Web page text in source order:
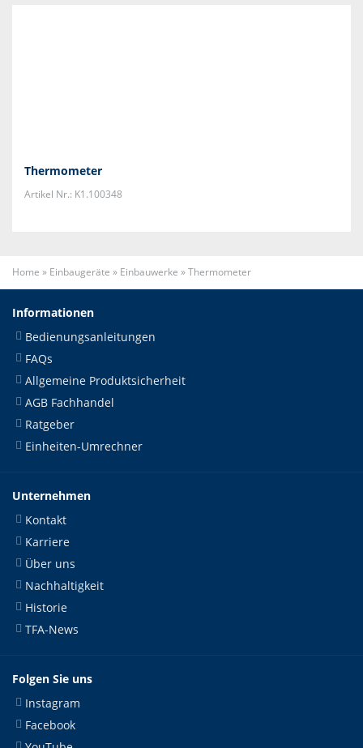
Thermometer
Artikel Nr.: K1.100348
Home » Einbaugeräte » Einbauwerke »Thermometer
Informationen
Bedienungsanleitungen
FAQs
Allgemeine Produktsicherheit
AGB Fachhandel
Ratgeber
Einheiten-Umrechner
Unternehmen
Kontakt
Karriere
Über uns
Nachhaltigkeit
Historie
TFA-News
Folgen Sie uns
Instagram
Facebook